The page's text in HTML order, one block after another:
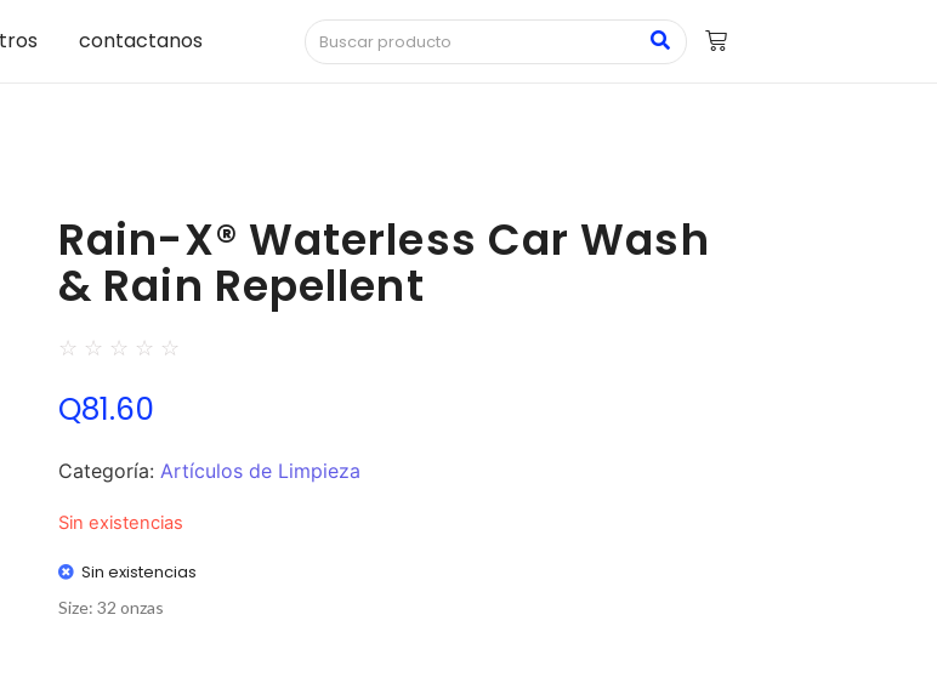
contactanos
Rain-X® Waterless Car Wash
& Rain Repellent
☆ ☆ ☆ ☆ ☆
Q81.60
Categoría: Artículos de Limpieza
Sin existencias
Sin existencias
Size: 32 onzas